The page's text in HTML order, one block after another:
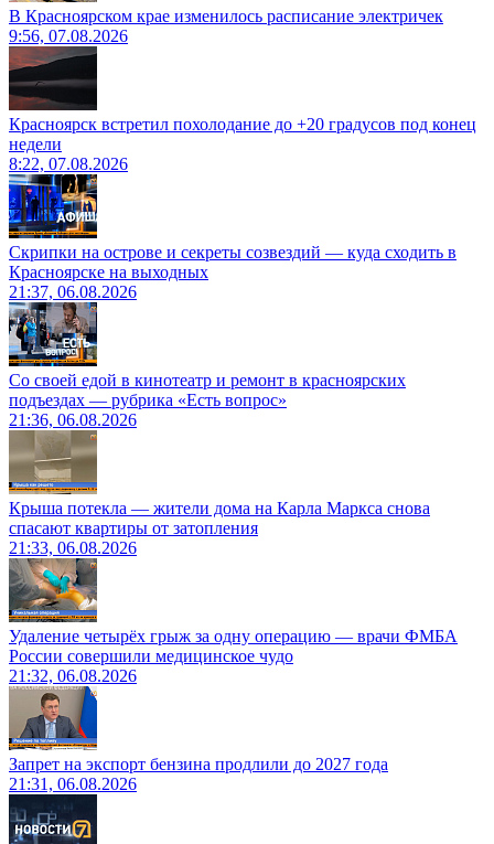
В Красноярском крае изменилось расписание электричек
9:56, 07.08.2026
Красноярск встретил похолодание до +20 градусов под конец
недели
8:22, 07.08.2026
Скрипки на острове и секреты созвездий — куда сходить в
Красноярске на выходных
21:37, 06.08.2026
Со своей едой в кинотеатр и ремонт в красноярских
подъездах — рубрика «Есть вопрос»
21:36, 06.08.2026
Крыша потекла — жители дома на Карла Маркса снова
спасают квартиры от затопления
21:33, 06.08.2026
Удаление четырёх грыж за одну операцию — врачи ФМБА
России совершили медицинское чудо
21:32, 06.08.2026
Запрет на экспорт бензина продлили до 2027 года
21:31, 06.08.2026